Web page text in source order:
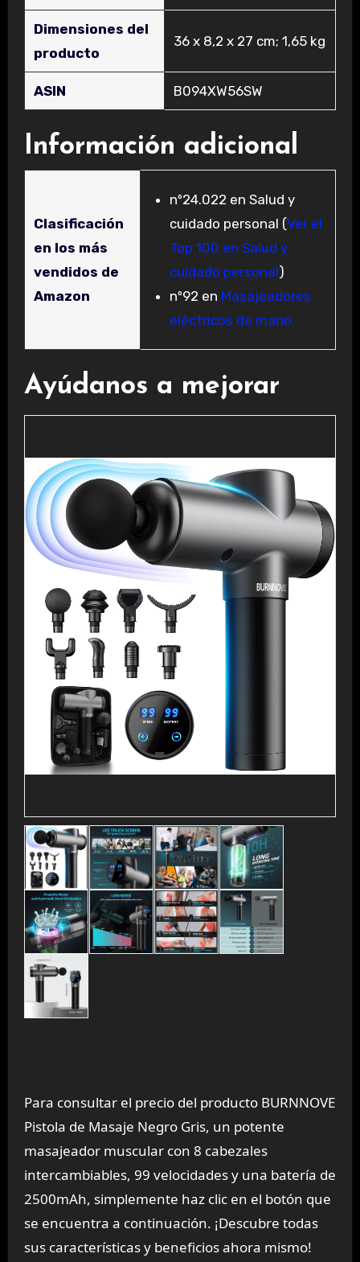
Dimensiones del
producto
‎36 x 8,2 x 27 cm; 1,65 kg
ASIN ‎B094XW56SW
Información adicional
Clasificación
en los más
vendidos de
Amazon
nº24.022 en Salud y
cuidado personal (Ver el
Top 100 en Salud y
cuidado personal)
nº92 en Masajeadores
eléctricos de mano
Ayúdanos a mejorar
Para consultar el precio del producto BURNNOVE
Pistola de Masaje Negro Gris, un potente
masajeador muscular con 8 cabezales
intercambiables, 99 velocidades y una batería de
2500mAh, simplemente haz clic en el botón que
se encuentra a continuación. ¡Descubre todas
sus características y beneficios ahora mismo!